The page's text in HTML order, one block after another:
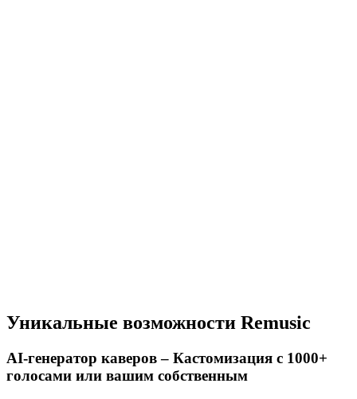
Уникальные возможности Remusic
AI-генератор каверов – Кастомизация с 1000+
голосами или вашим собственным